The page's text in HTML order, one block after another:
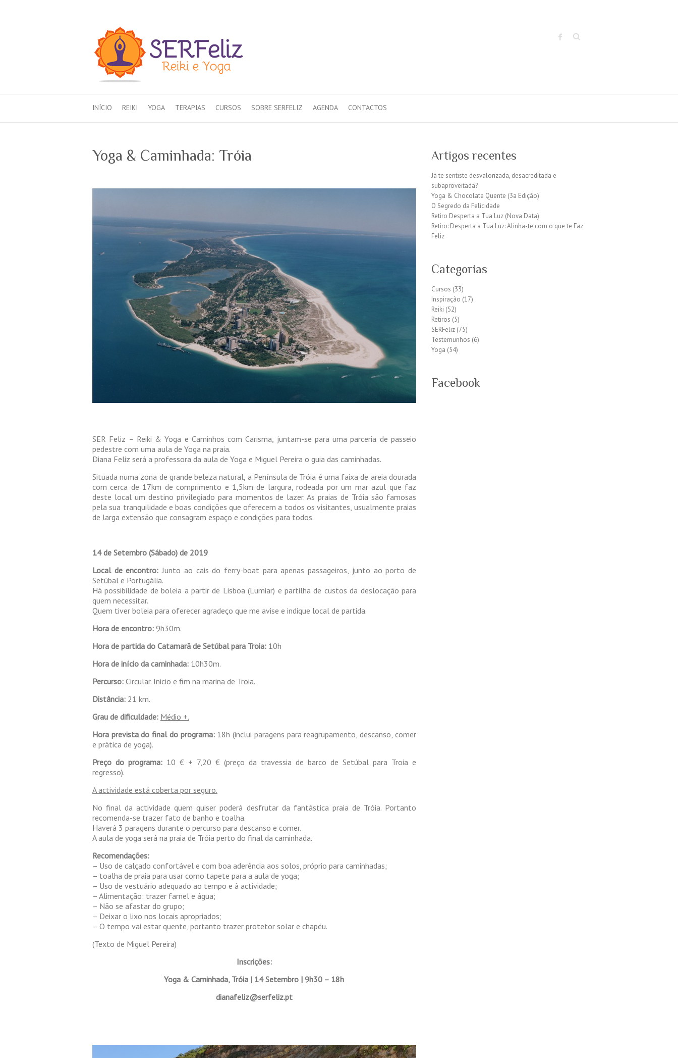
Search
INÍCIO REIKI YOGA TERAPIAS CURSOS SOBRE SERFELIZ AGENDA CONTACTOS
Yoga & Caminhada: Tróia
SER Feliz – Reiki & Yoga e Caminhos com Carisma, juntam-se para uma parceria de passeio
pedestre com uma aula de Yoga na praia.
Diana Feliz será a professora da aula de Yoga e Miguel Pereira o guia das caminhadas.
Situada numa zona de grande beleza natural, a Península de Tróia é uma faixa de areia dourada
com cerca de 17km de comprimento e 1,5km de largura, rodeada por um mar azul que faz
deste local um destino privilegiado para momentos de lazer. As praias de Tróia são famosas
pela sua tranquilidade e boas condições que oferecem a todos os visitantes, usualmente praias
de larga extensão que consagram espaço e condições para todos.
14 de Setembro (Sábado) de 2019
Local de encontro: Junto ao cais do ferry-boat para apenas passageiros, junto ao porto de
Setúbal e Portugália.
Há possibilidade de boleia a partir de Lisboa (Lumiar) e partilha de custos da deslocação para
quem necessitar.
Quem tiver boleia para oferecer agradeço que me avise e indique local de partida.
Hora de encontro: 9h30m.
Hora de partida do Catamarã de Setúbal para Troia: 10h
Hora de início da caminhada: 10h30m.
Percurso: Circular. Inicio e fim na marina de Troia.
Distância: 21 km.
Grau de dificuldade: Médio +.
Hora prevista do final do programa:18h (inclui paragens para reagrupamento, descanso, comer
e prática de yoga).
Preço do programa: 10 € + 7,20 € (preço da travessia de barco de Setúbal para Troia e
regresso).
A actividade está coberta por seguro.
No final da actividade quem quiser poderá desfrutar da fantástica praia de Tróia. Portanto
recomenda-se trazer fato de banho e toalha.
Haverá 3 paragens durante o percurso para descanso e comer.
A aula de yoga será na praia de Tróia perto do final da caminhada.
Recomendações:
– Uso de calçado confortável e com boa aderência aos solos, próprio para caminhadas;
– toalha de praia para usar como tapete para a aula de yoga;
– Uso de vestuário adequado ao tempo e à actividade;
– Alimentação: trazer farnel e água;
– Não se afastar do grupo;
– Deixar o lixo nos locais apropriados;
– O tempo vai estar quente, portanto trazer protetor solar e chapéu.
(Texto de Miguel Pereira)
Inscrições:
Yoga & Caminhada, Tróia | 14 Setembro | 9h30 – 18h
dianafeliz@serfeliz.pt
Artigos recentes
Já te sentiste desvalorizada, desacreditada e
subaproveitada?
Yoga & Chocolate Quente (3a Edição)
O Segredo da Felicidade
Retiro Desperta a Tua Luz (Nova Data)
Retiro: Desperta a Tua Luz: Alinha-te com o que te Faz
Feliz
Categorias
Cursos (33)
Inspiração (17)
Reiki (52)
Retiros (5)
SERFeliz(75)
Testemunhos (6)
Yoga (54)
Facebook